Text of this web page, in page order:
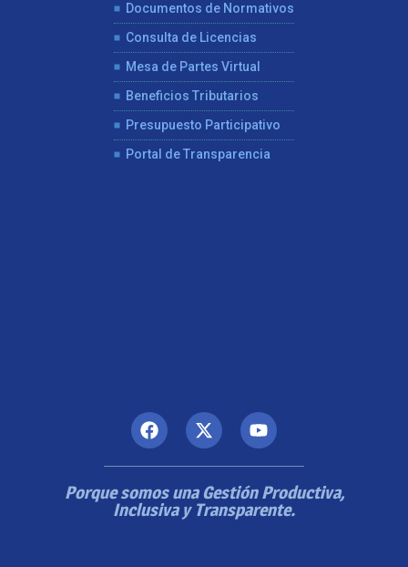
Documentos de Normativos
Consulta de Licencias
Mesa de Partes Virtual
Beneficios Tributarios
Presupuesto Participativo
Portal de Transparencia
Porque somos una Gestión Productiva,
Inclusiva y Transparente.